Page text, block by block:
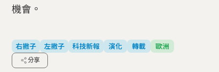
機會。
右撇子 左撇子 科技新報 演化 轉載 歐洲
分享